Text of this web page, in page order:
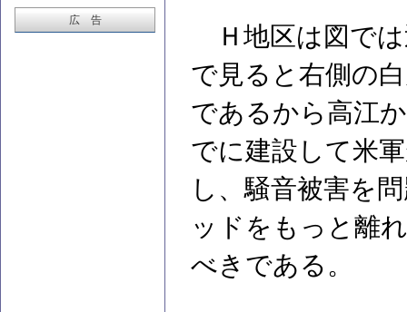
広 告
Ｈ地区は図では
で見ると右側の
であるから高江
でに建設して米
し、騒音被害を
ッドをもっと離
べきである。